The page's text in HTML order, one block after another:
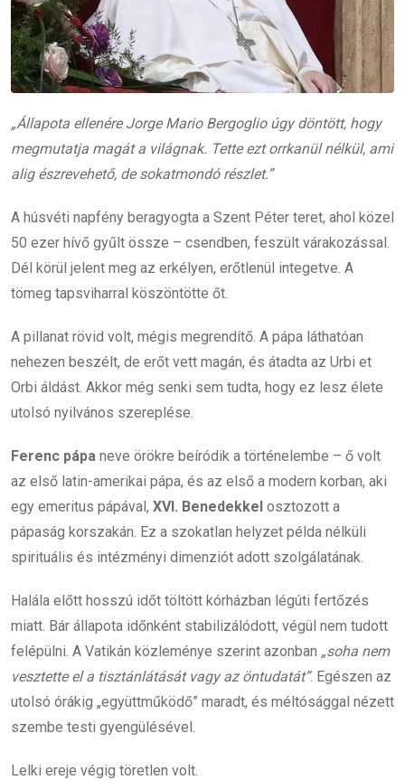
„Állapota ellenére Jorge Mario Bergoglio úgy döntött, hogy
megmutatja magát a világnak. Tette ezt orrkanül nélkül, ami
alig észrevehető, de sokatmondó részlet.”
A húsvéti napfény beragyogta a Szent Péter teret, ahol közel
50 ezer hívő gyűlt össze – csendben, feszült várakozással.
Dél körül jelent meg az erkélyen, erőtlenül integetve. A
tömeg tapsviharral köszöntötte őt.
A pillanat rövid volt, mégis megrendítő. A pápa láthatóan
nehezen beszélt, de erőt vett magán, és átadta az Urbi et
Orbi áldást. Akkor még senki sem tudta, hogy ez lesz élete
utolsó nyilvános szereplése.
Ferenc pápa neve örökre beíródik a történelembe – ő volt
az első latin-amerikai pápa, és az első a modern korban, aki
egy emeritus pápával, XVI. Benedekkel osztozott a
pápaság korszakán. Ez a szokatlan helyzet példa nélküli
spirituális és intézményi dimenziót adott szolgálatának.
Halála előtt hosszú időt töltött kórházban légúti fertőzés
miatt. Bár állapota időnként stabilizálódott, végül nem tudott
felépülni. A Vatikán közleménye szerint azonban „soha nem
vesztette el a tisztánlátását vagy az öntudatát”. Egészen az
utolsó órákig „együttműködő” maradt, és méltósággal nézett
szembe testi gyengülésével.
Lelki ereje végig töretlen volt.